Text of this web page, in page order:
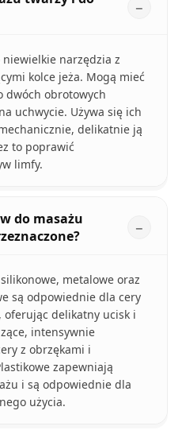
niewielkie narzędzia z
kolce jeża. Mogą mieć
dwóch obrotowych
uchwycie. Używa się ich
delikatnie ją
to poprawić
limfy.
do masażu
metalowe oraz
są odpowiednie dla cery
delikatny ucisk i
intensywnie
z obrzękami i
zapewniają
i są odpowiednie dla
użycia.